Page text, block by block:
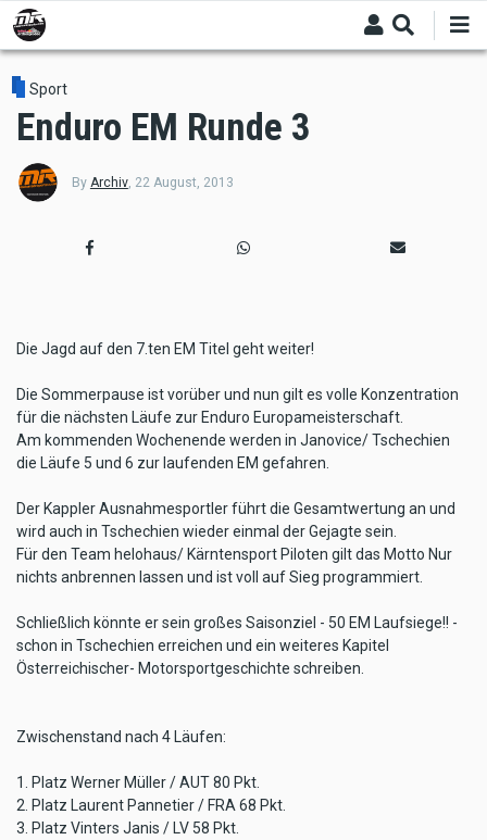
Skip
to
main
content
Sport
Enduro EM Runde 3
By Archiv, 22 August, 2013
Die Jagd auf den 7.ten EM Titel geht weiter!
Die Sommerpause ist vorüber und nun gilt es volle Konzentration
für die nächsten Läufe zur Enduro Europameisterschaft.
Am kommenden Wochenende werden in Janovice/ Tschechien
die Läufe 5 und 6 zur laufenden EM gefahren.
Der Kappler Ausnahmesportler führt die Gesamtwertung an und
wird auch in Tschechien wieder einmal der Gejagte sein.
Für den Team helohaus/ Kärntensport Piloten gilt das Motto Nur
nichts anbrennen lassen und ist voll auf Sieg programmiert.
Schließlich könnte er sein großes Saisonziel - 50 EM Laufsiege!! -
schon in Tschechien erreichen und ein weiteres Kapitel
Österreichischer- Motorsportgeschichte schreiben.
Zwischenstand nach 4 Läufen:
1. Platz Werner Müller / AUT 80 Pkt.
2. Platz Laurent Pannetier / FRA 68 Pkt.
3. Platz Vinters Janis / LV 58 Pkt.